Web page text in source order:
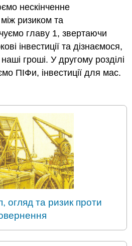
нескінченне
ризиком та
главу 1, звертаючи
інвестиції та дізнаємося,
гроші. У другому розділі
ПІФи, інвестиції для мас.
огляд та ризик проти